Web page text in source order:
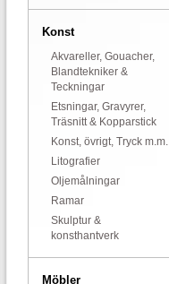
Konst
Akvareller, Gouacher,
Blandtekniker &
Teckningar
Etsningar, Gravyrer,
Träsnitt & Kopparstick
Konst, övrigt, Tryck m.m.
Litografier
Oljemålningar
Ramar
Skulptur &
konsthantverk
Möbler